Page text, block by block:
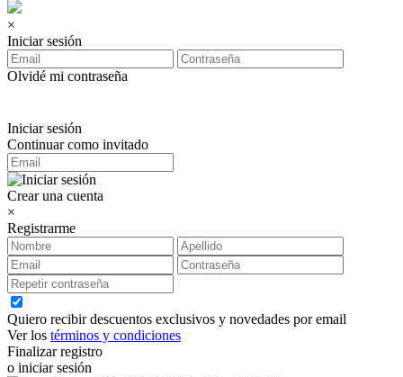
×
Iniciar sesión
Olvidé mi contraseña
Iniciar sesión
Continuar como invitado
Crear una cuenta
×
Registrarme
Quiero recibir descuentos exclusivos y novedades por email
Ver los términos y condiciones
Finalizar registro
o iniciar sesión